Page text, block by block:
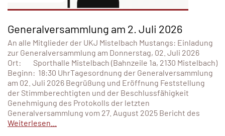
Generalversammlung am 2. Juli 2026
An alle Mitglieder der UKJ Mistelbach Mustangs: Einladung
zur Generalversammlung am Donnerstag, 02. Juli 2026
Ort: Sporthalle Mistelbach (Bahnzeile 1a, 2130 Mistelbach)
Beginn: 18:30 UhrTagesordnung der Generalversammlung
am 02. Juli 2026 Begrüßung und Eröffnung Feststellung
der Stimmberechtigten und der Beschlussfähigkeit
Genehmigung des Protokolls der letzten
Generalversammlung vom 27. August 2025 Bericht des
Weiterlesen...